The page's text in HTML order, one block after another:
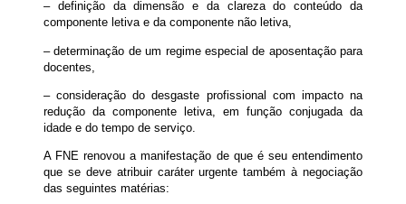
– definição da dimensão e da clareza do conteúdo da
componente letiva e da componente não letiva,
– determinação de um regime especial de aposentação para
docentes,
– consideração do desgaste profissional com impacto na
redução da componente letiva, em função conjugada da
idade e do tempo de serviço.
A FNE renovou a manifestação de que é seu entendimento
que se deve atribuir caráter urgente também à negociação
das seguintes matérias: